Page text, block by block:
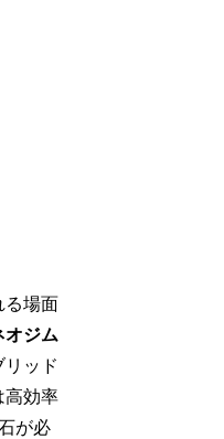
る場面
オジム
ッド
高効率
が必